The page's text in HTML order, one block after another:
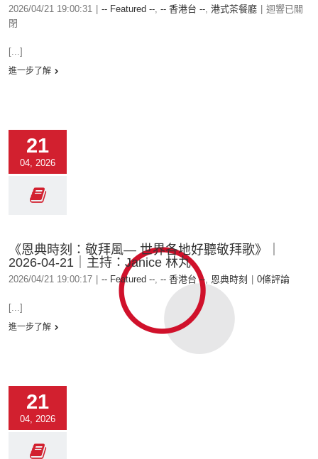
2026/04/21 19:00:31 -- Featured --, -- 香港台 --, 港式茶餐廳
迴響已關
閉
[...]
進一步了解
21
04, 2026
《恩典時刻：敬拜風— 世界各地好聽敬拜歌》｜
2026-04-21｜主持：Janice 林丸
2026/04/21 19:00:17 -- Featured --, -- 香港台 --, 恩典時刻 0條評論
[...]
進一步了解
21
04, 2026